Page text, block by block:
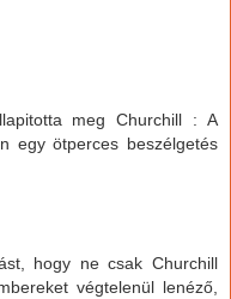
meg Churchill : A
egy ötperces beszélgetés
hogy ne csak Churchill
végtelenül lenéző,